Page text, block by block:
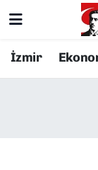
İzmirResmi
Konak
Süper